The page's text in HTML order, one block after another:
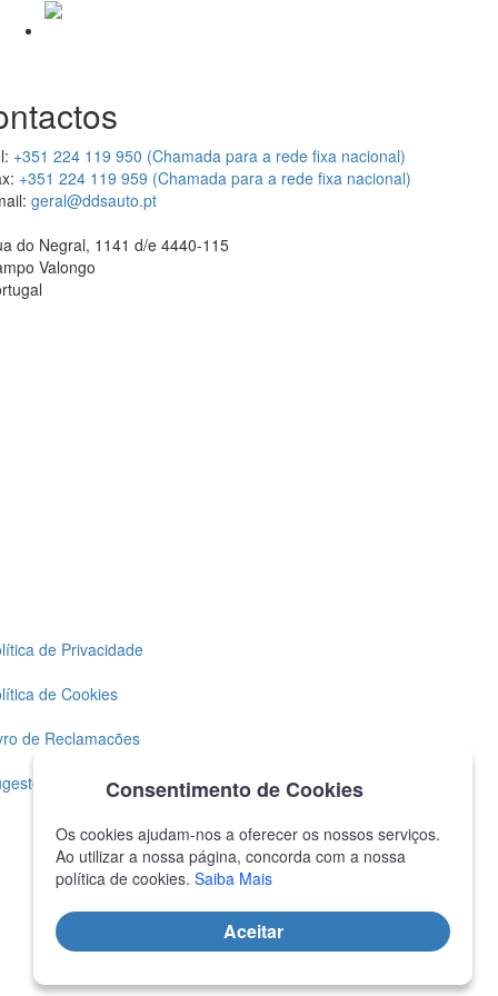
+351 224 119 950 (Chamada para a rede fixa nacional)
+351 224 119 959 (Chamada para a rede fixa nacional)
geral@ddsauto.pt
do Negral, 1141 d/e 4440-115
Valongo
de Privacidade
de Cookies
de Reclamações
@DDS 2026 todos os direitos reservados
Powered with❤ by Goweb Agency
Consentimento de Cookies
Os cookies ajudam-nos a oferecer os nossos serviços.
Ao utilizar a nossa página, concorda com a nossa
política de cookies. Saiba Mais
Aceitar